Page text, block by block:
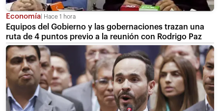
Economía Hace 1 hora
Equipos del Gobierno y las gobernaciones trazan una
ruta de 4 puntos previo a la reunión con Rodrigo Paz